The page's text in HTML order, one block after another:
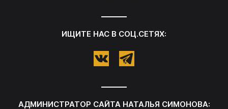
ИЩИТЕ НАС В СОЦ.СЕТЯХ:
АДМИНИСТРАТОР САЙТА НАТАЛЬЯ СИМОНОВА: